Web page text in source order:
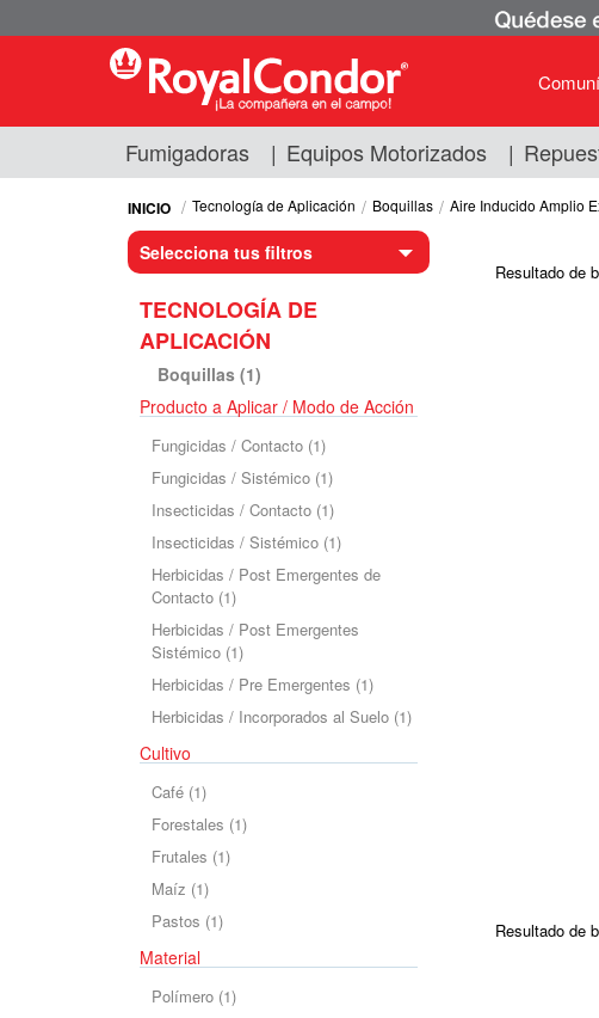
Fumigadoras
Equipos Motorizados
Respuestos y Accesorios
Tecnología de Aplicación
Zona Veterianaria
Fumigadoras | Equipos Motorizados |
Tecnología de Aplicación Boquillas Aire Inducido Amplio
Selecciona tus filtros
Fungicidas / Sistémico (1)
Insecticidas / Contacto (1)
Insecticidas / Sistémico (1)
Herbicidas / Post Emergentes de
Contacto (1)
Herbicidas / Post Emergentes
Sistémico (1)
Herbicidas / Pre Emergentes (1)
Herbicidas / Incorporados al Suelo (1)
Café (1)
Frutales (1)
Maíz (1)
Pastos (1)
Polímero (1)
Aire Inducido Amplio Expectro
TECNOLOGÍA DE
APLICACIÓN
Boquillas (1)
Producto a Aplicar / Modo de Acción
Fungicidas / Contacto (1)
Fungicidas / Sistémico (1)
Insecticidas / Contacto (1)
Insecticidas / Sistémico (1)
Herbicidas / Post Emergentes de
Contacto (1)
Herbicidas / Post Emergentes
Sistémico (1)
Herbicidas / Pre Emergentes (1)
Herbicidas / Incorporados al Suelo (1)
Cultivo
Café (1)
Forestales (1)
Frutales (1)
Maíz (1)
Pastos (1)
Material
Polímero (1)
Resultado de
Resultado de